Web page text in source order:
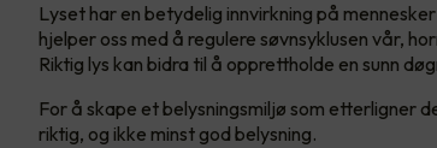
Lyset har en betydelig innvirkning på
hjelper oss med å regulere søvnsyklusen vår,
Riktig lys kan bidra til å opprettholde en sunn
For å skape et belysningsmiljø som etterligner
riktig, og ikke minst god belysning.